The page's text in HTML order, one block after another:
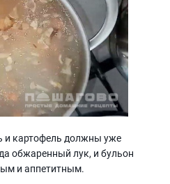
и картофель должны уже
обжаренный лук, и бульон
и аппетитным.